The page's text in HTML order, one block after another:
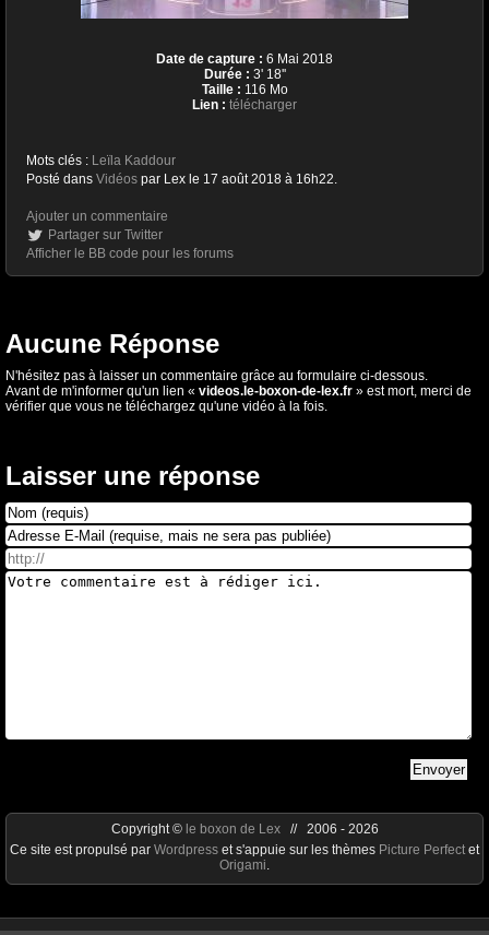
Date de capture : 6 Mai 2018
Durée : 3' 18''
Taille : 116 Mo
Lien : télécharger
Mots clés : Leïla Kaddour
Posté dans Vidéos par Lex le 17 août 2018 à 16h22.
Ajouter un commentaire
Partager sur Twitter
Afficher le BB code pour les forums
Aucune Réponse
N'hésitez pas à laisser un commentaire grâce au formulaire ci-dessous.
Avant de m'informer qu'un lien « videos.le-boxon-de-lex.fr » est mort, merci de
vérifier que vous ne téléchargez qu'une vidéo à la fois.
Laisser une réponse
Copyright © le boxon de Lex// 2006 - 2026
Ce site est propulsé par Wordpress et s'appuie sur les thèmes Picture Perfect et
Origami.